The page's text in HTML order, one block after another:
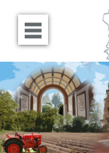
Menü öffnen